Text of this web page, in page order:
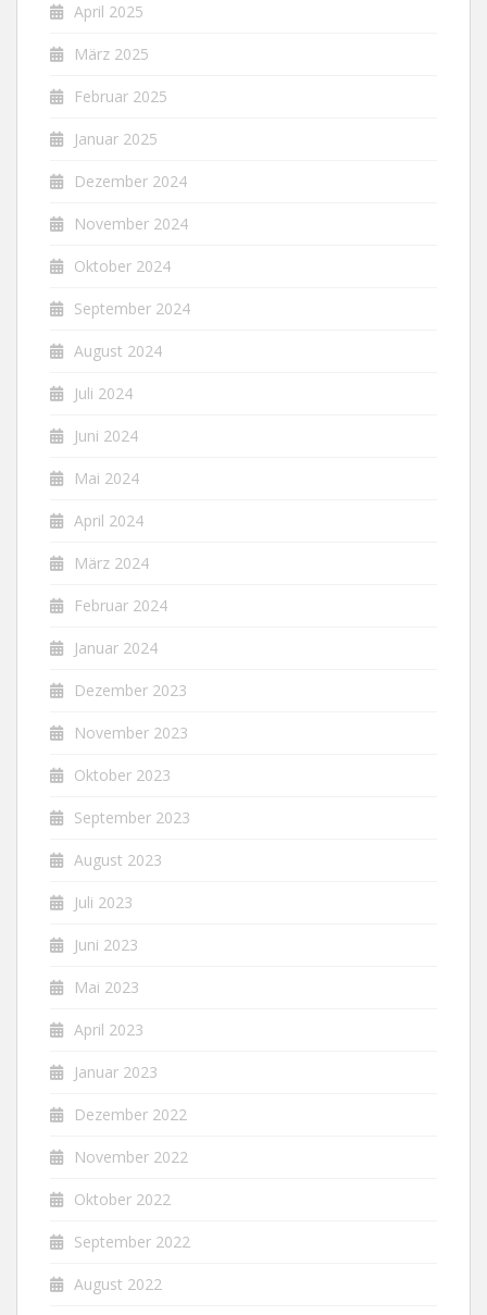
April 2025
März 2025
Februar 2025
Januar 2025
Dezember 2024
November 2024
Oktober 2024
September 2024
August 2024
Juli 2024
Juni 2024
Mai 2024
April 2024
März 2024
Februar 2024
Januar 2024
Dezember 2023
November 2023
Oktober 2023
September 2023
August 2023
Juli 2023
Juni 2023
Mai 2023
April 2023
Januar 2023
Dezember 2022
November 2022
Oktober 2022
September 2022
August 2022